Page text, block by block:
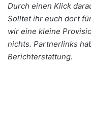
Durch einen Klick
Solltet ihr euch dort
wir eine kleine
nichts. Partnerlinks
Berichterstattung.